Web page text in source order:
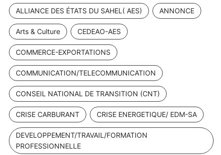
ALLIANCE DES ÉTATS DU SAHEL( AES) ANNONCE
Arts & Culture CEDEAO-AES
COMMERCE-EXPORTATIONS
COMMUNICATION/TELECOMMUNICATION
CONSEIL NATIONAL DE TRANSITION (CNT)
CRISE CARBURANT CRISE ENERGETIQUE/ EDM-SA
DEVELOPPEMENT/TRAVAIL/FORMATION
PROFESSIONNELLE